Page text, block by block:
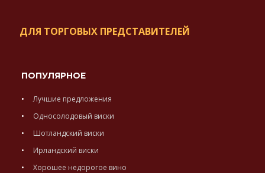
ДЛЯ ТОРГОВЫХ ПРЕДСТАВИТЕЛЕЙ
ПОПУЛЯРНОЕ
Лучшие предложения
Односолодовый виски
Шотландский виски
Ирландский виски
Хорошее недорогое вино